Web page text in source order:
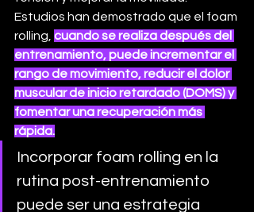
Estudios han demostrado que el foam
rolling, cuando se realiza después del
entrenamiento, puede incrementar el
rango de movimiento, reducir el dolor
muscular de inicio retardado (DOMS) y
fomentar una recuperación más
rápida.
Incorporar foam rolling en la
rutina post-entrenamiento
puede ser una estrategia